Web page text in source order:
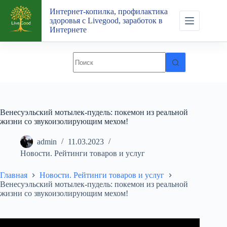
Перейти
сути
Интернет-копилка, профилактика
здоровья с Livegood, заработок в
Интернете
Венесуэльский мотылек-пудель: покемон из реальной
жизни со звукоизолирующим мехом!
admin
11.03.2023
Новости. Рейтинги товаров и услуг
Главная
Новости. Рейтинги товаров и услуг
Венесуэльский мотылек-пудель: покемон из реальной
жизни со звукоизолирующим мехом!